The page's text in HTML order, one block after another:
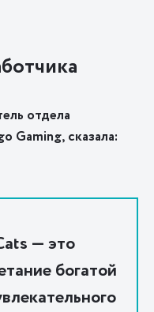
отдела
Gaming, сказала:
— это
богатой